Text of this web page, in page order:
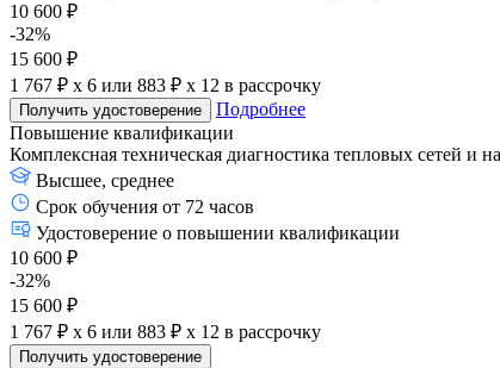
10 600 ₽
-32%
15 600 ₽
1 767 ₽ x 6 или 883 ₽ x 12 в рассрочку
Получить удостоверение
Подробнее
Повышение квалификации
Комплексная техническая диагностика тепловых сетей и
Высшее, среднее
Срок обучения от 72 часов
Удостоверение о повышении квалификации
10 600 ₽
-32%
15 600 ₽
1 767 ₽ x 6 или 883 ₽ x 12 в рассрочку
Получить удостоверение